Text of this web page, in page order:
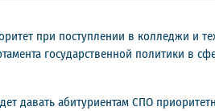
при поступлении в колледжи и
государственной политики в
давать абитуриентам СПО